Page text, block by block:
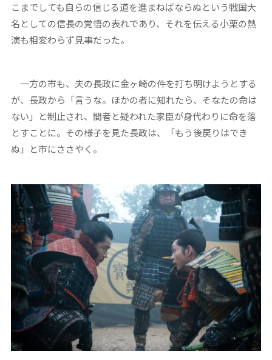
こまでしても自らの信じる道を進まねばならぬという戦国大
名としての信長の覚悟の表れであり、それを伝える小栗の熱
演も相変わらず見事だった。
一方の市も、夫の長政に金ヶ崎の件を打ち明けようとする
が、長政から「言うな。ほかの者に知れたら、そなたの命は
ない」と制止され、間者と疑われた家臣が身代わりに命を落
とすことに。その様子を見た長政は、「もう後戻りはでき
ぬ」と市にささやく。